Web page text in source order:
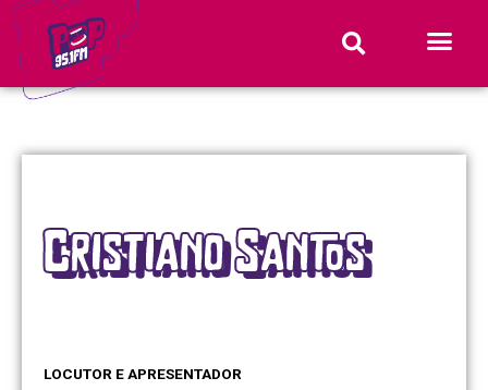
Cristiano Santos
LOCUTOR E APRESENTADOR